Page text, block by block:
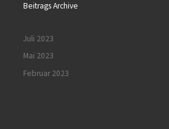
Beitrags Archive
Juli 2023
Mai 2023
Februar 2023